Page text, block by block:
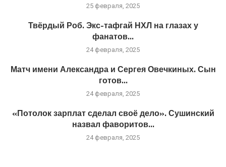
25 февраля, 2025
Твёрдый Роб. Экс-тафгай НХЛ на глазах у
фанатов...
24 февраля, 2025
Матч имени Александра и Сергея Овечкиных. Сын
готов...
24 февраля, 2025
«Потолок зарплат сделал своё дело». Сушинский
назвал фаворитов...
24 февраля, 2025